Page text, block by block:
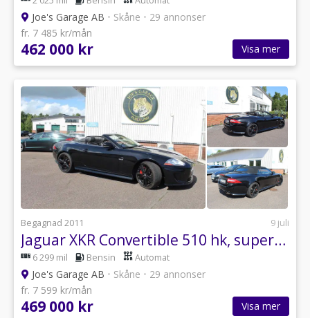
Joe's Garage AB • Skåne • 29 annonser
fr. 7 485 kr/mån
462 000 kr Visa mer
Begagnad 2011 9 juli
Jaguar XKR Convertible 510 hk, superskick
6 299 mil Bensin Automat
Joe's Garage AB • Skåne • 29 annonser
fr. 7 599 kr/mån
469 000 kr Visa mer